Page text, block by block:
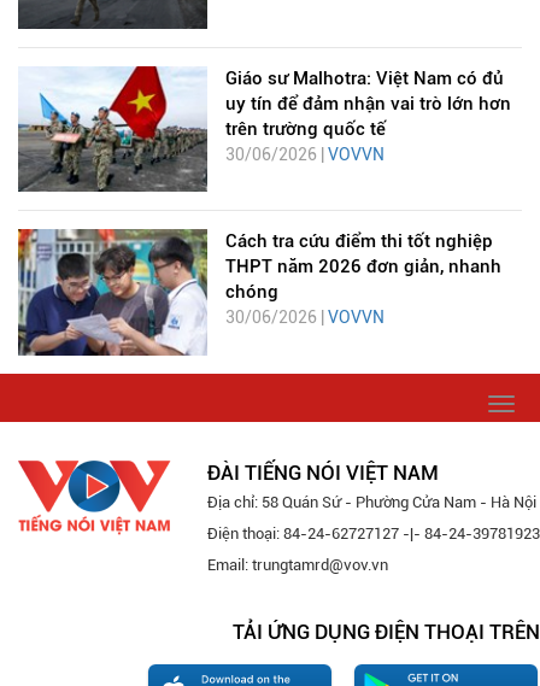
Giáo sư Malhotra: Việt Nam có đủ
uy tín để đảm nhận vai trò lớn hơn
trên trường quốc tế
30/06/2026 | VOVVN
Cách tra cứu điểm thi tốt nghiệp
THPT năm 2026 đơn giản, nhanh
chóng
30/06/2026 | VOVVN
ĐÀI TIẾNG NÓI VIỆT NAM
Địa chỉ: 58 Quán Sứ - Phường Cửa Nam - Hà Nội
Điện thoại: 84-24-62727127 -|- 84-24-39781923
Email: trungtamrd@vov.vn
TẢI ỨNG DỤNG ĐIỆN THOẠI TRÊN